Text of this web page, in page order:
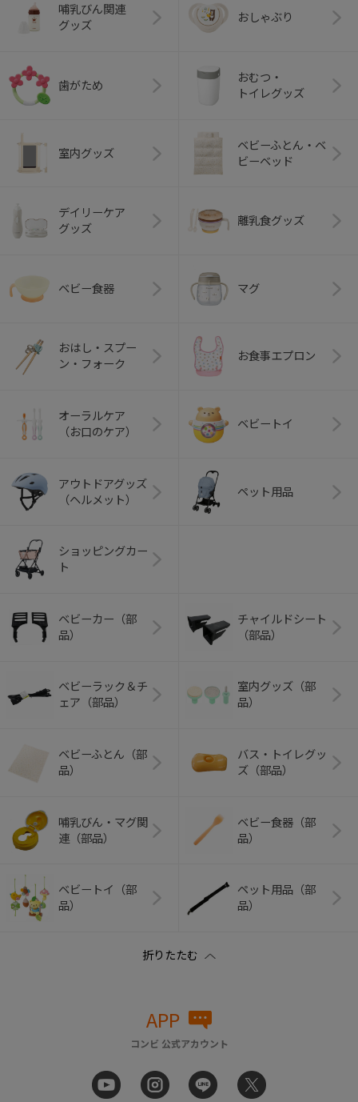
哺乳びん関連
グッズ
おしゃぶり
歯がため
おむつ・
トイレグッズ
室内グッズ
ベビーふとん・ベ
ビーベッド
デイリーケア
グッズ
離乳食グッズ
ベビー食器 マグ
おはし・スプー
ン・フォーク
お食事エプロン
オーラルケア
（お口のケア）
ベビートイ
アウトドアグッズ
（ヘルメット）
ペット用品
ショッピングカー
ト
ベビーカー（部
品）
チャイルドシート
（部品）
ベビーラック＆チ
ェア（部品）
室内グッズ（部
品）
ベビーふとん（部
品）
バス・トイレグッ
ズ（部品）
哺乳びん・マグ関
連（部品）
ベビー食器（部
品）
ベビートイ（部
品）
ペット用品（部
品）
APP
コンビ 公式アカウント